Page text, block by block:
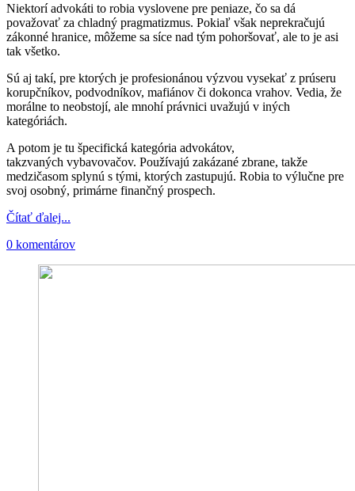
Niektorí advokáti to robia vyslovene pre peniaze, čo sa dá
považovať za chladný pragmatizmus. Pokiaľ však neprekračujú
zákonné hranice, môžeme sa síce nad tým pohoršovať, ale to je asi
tak všetko.
Sú aj takí, pre ktorých je profesionánou výzvou vysekať z prúseru
korupčníkov, podvodníkov, mafiánov či dokonca vrahov. Vedia, že
morálne to neobstojí, ale mnohí právnici uvažujú v iných
kategóriách.
A potom je tu špecifická kategória advokátov,
takzvaných vybavovačov. Používajú zakázané zbrane, takže
medzičasom splynú s tými, ktorých zastupujú. Robia to výlučne pre
svoj osobný, primárne finančný prospech.
Čítať ďalej...
0 komentárov